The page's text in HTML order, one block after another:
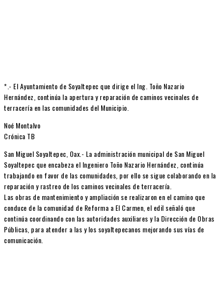
*.- El Ayuntamiento de Soyaltepec que dirige el Ing. Toño Nazario
Hernández, continúa la apertura y reparación de caminos vecinales de
terracería en las comunidades del Municipio.
Noé Montalvo
Crónica TB
San Miguel Soyaltepec, Oax.- La administración municipal de San Miguel
Soyaltepec que encabeza el Ingeniero Toño Nazario Hernández, continúa
trabajando en favor de las comunidades, por ello se sigue colaborando en la
reparación y rastreo de los caminos vecinales de terracería.
Las obras de mantenimiento y ampliación se realizaron en el camino que
conduce de la comunidad de Reforma a El Carmen, el edil señaló que
continúa coordinando con las autoridades auxiliares y la Dirección de Obras
Públicas, para atender a las y los soyaltepecanos mejorando sus vías de
comunicación.